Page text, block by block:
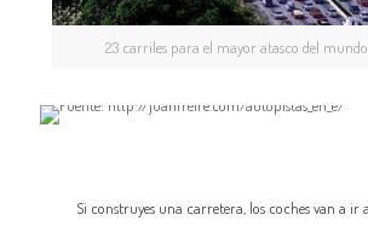
23 carriles para el mayor atasco del
Si construyes una carretera, los coches van a ir